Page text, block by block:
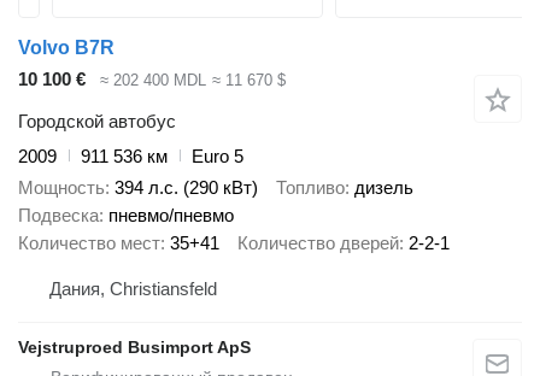
Volvo B7R
10 100 €
≈ 202 400 MDL ≈ 11 670 $
Городской автобус
2009
911 536 км
Euro 5
Мощность 394 л.с. (290 кВт) Топливо дизель
Подвеска пневмо/пневмо
Количество мест 35+41 Количество дверей 2-2-1
Дания, Christiansfeld
Vejstruproed Busimport ApS